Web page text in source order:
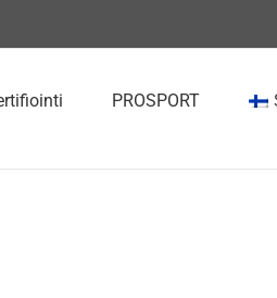
PROSPORT